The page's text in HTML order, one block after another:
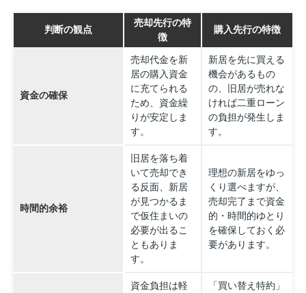
判断の観点
売却先行の特
徴
購入先行の特徴
資金の確保
売却代金を新
居の購入資金
に充てられる
ため、資金繰
りが安定しま
す。
新居を先に買える
機会があるもの
の、旧居が売れな
ければ二重ローン
の負担が発生しま
す。
時間的余裕
旧居を落ち着
いて売却でき
る反面、新居
が見つかるま
で仮住まいの
必要が出るこ
ともありま
す。
理想の新居をゆっ
くり選べますが、
売却完了まで資金
的・時間的ゆとり
を確保しておく必
要があります。
資金負担は軽
「買い替え特約」